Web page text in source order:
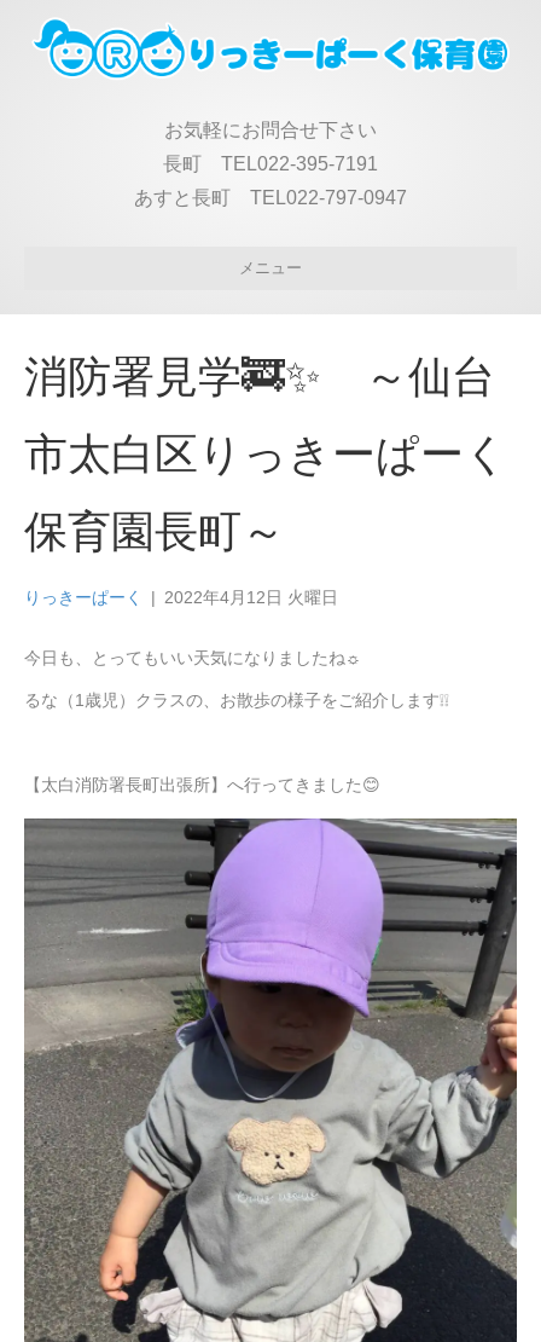
お気軽にお問合せ下さい
長町 TEL022-395-7191
あすと長町 TEL022-797-0947
メニュー
消防署見学🚒✨ ～仙台
市太白区りっきーぱーく
保育園長町～
りっきーぱーく | 2022年4月12日 火曜日
今日も、とってもいい天気になりましたね☼
るな（1歳児）クラスの、お散歩の様子をご紹介します❕❕
【太白消防署長町出張所】へ行ってきました😊